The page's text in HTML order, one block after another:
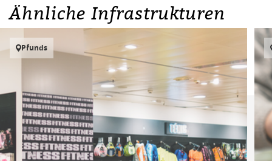
Ähnliche Infrastrukturen
Pfunds